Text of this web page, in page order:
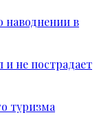
в
и не пострадает
туризма